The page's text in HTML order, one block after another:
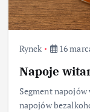
Rynek 16
Napoje
Segment
napojów